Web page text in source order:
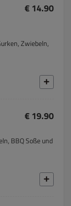
€ 14.90
Zwiebeln,
€ 19.90
BBQ Soße und